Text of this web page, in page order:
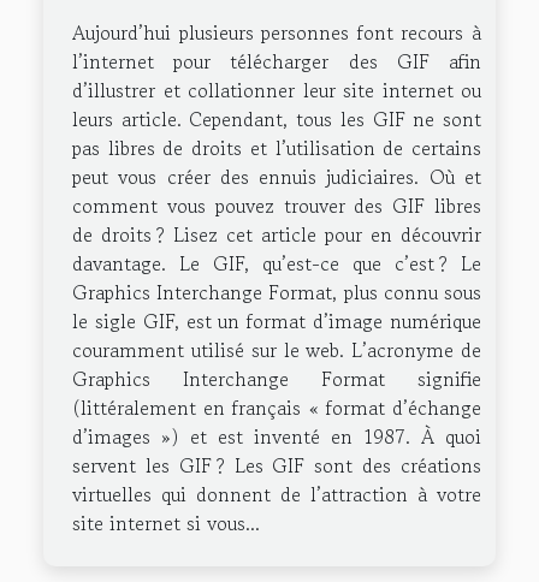
Aujourd’hui plusieurs personnes font recours à
l’internet pour télécharger des GIF afin
d’illustrer et collationner leur site internet ou
leurs article. Cependant, tous les GIF ne sont
pas libres de droits et l’utilisation de certains
peut vous créer des ennuis judiciaires. Où et
comment vous pouvez trouver des GIF libres
de droits ? Lisez cet article pour en découvrir
davantage. Le GIF, qu’est-ce que c’est ? Le
Graphics Interchange Format, plus connu sous
le sigle GIF, est un format d’image numérique
couramment utilisé sur le web. L’acronyme de
Graphics Interchange Format signifie
(littéralement en français « format d’échange
d’images ») et est inventé en 1987. À quoi
servent les GIF ? Les GIF sont des créations
virtuelles qui donnent de l’attraction à votre
site internet si vous...